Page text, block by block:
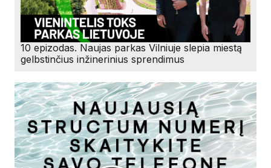
10 epizodas. Naujas parkas Vilniuje slepia miestą
gelbstinčius inžinerinius sprendimus